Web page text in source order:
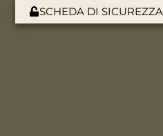
SCHEDA DI SICUREZZA